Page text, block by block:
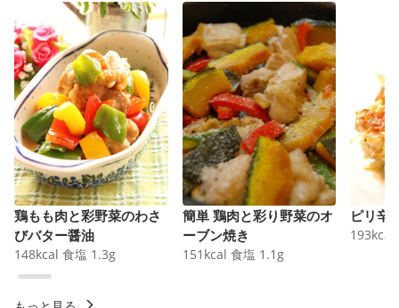
鶏もも肉と彩野菜のわさ
びバター醤油
148kcal 食塩 1.3g
簡単 鶏肉と彩り野菜のオ
ーブン焼き
151 kcal 食塩 1.1 g
ピリ辛
193kcal